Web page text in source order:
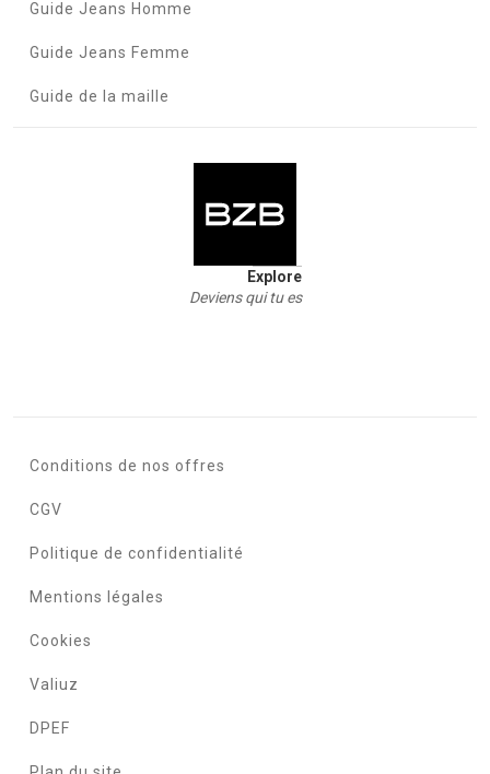
Guide Jeans Homme
Guide Jeans Femme
Guide de la maille
Explore
Deviens qui tu es
Conditions de nos offres
CGV
Politique de confidentialité
Mentions légales
Cookies
Valiuz
DPEF